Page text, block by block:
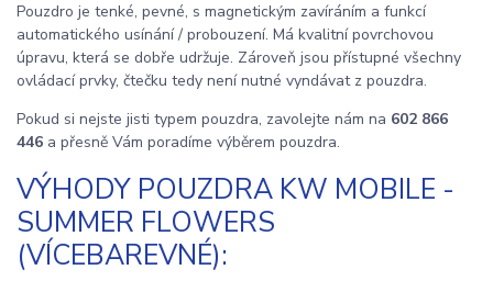
Pouzdro je tenké, pevné, s magnetickým zavíráním a funkcí
automatického usínání / probouzení. Má kvalitní povrchovou
úpravu, která se dobře udržuje. Zároveň jsou přístupné všechny
ovládací prvky, čtečku tedy není nutné vyndávat z pouzdra.
Pokud si nejste jisti typem pouzdra, zavolejte nám na 602 866
446 a přesně Vám poradíme výběrem pouzdra.
VÝHODY POUZDRA KW MOBILE -
SUMMER FLOWERS
(VÍCEBAREVNÉ):